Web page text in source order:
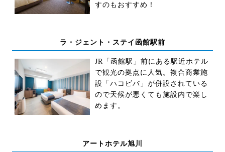
すのもおすすめ！
ラ・ジェント・ステイ函館駅前
JR「函館駅」前にある駅近ホテル
で観光の拠点に人気。複合商業施
設「ハコビバ」が併設されている
ので天候が悪くても施設内で楽し
めます。
アートホテル旭川